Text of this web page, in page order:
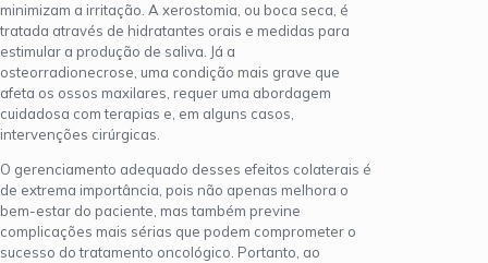
minimizam a irritação. A xerostomia, ou boca seca, é
tratada através de hidratantes orais e medidas para
estimular a produção de saliva. Já a
osteorradionecrose, uma condição mais grave que
afeta os ossos maxilares, requer uma abordagem
cuidadosa com terapias e, em alguns casos,
intervenções cirúrgicas.
O gerenciamento adequado desses efeitos colaterais é
de extrema importância, pois não apenas melhora o
bem-estar do paciente, mas também previne
complicações mais sérias que podem comprometer o
sucesso do tratamento oncológico. Portanto, ao